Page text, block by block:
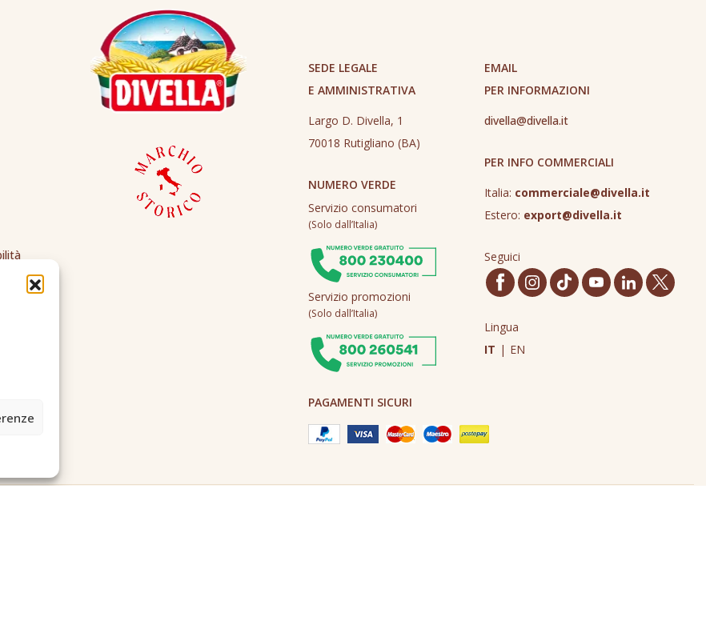
SEDE LEGALE
E AMMINISTRATIVA
Largo D. Divella, 1
70018 Rutigliano (BA)
NUMERO VERDE
Servizio consumatori
(Solo dall’Italia)
Servizio promozioni
(Solo dall’Italia)
EMAIL
PER INFORMAZIONI
divella@divella.it
PER INFO COMMERCIALI
Italia: commerciale@divella.it
Estero: export@divella.it
Seguici
Lingua
IT | EN
PAGAMENTI SICURI